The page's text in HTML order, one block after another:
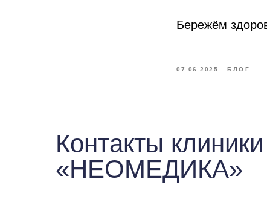
Бережём
07.06.2025 БЛОГ
Контакты
«НЕОМЕДИКА»